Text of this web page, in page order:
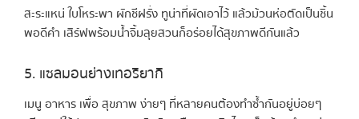
สะระแหน่ ใบโหระพา ผักชีฝรั่ง ทูน่าที่ผัดเอาไว้ แล้วม้วนห่อตัดเป็นชิ้น
พอดีคำ เสิร์ฟพร้อมน้ำจิ้มลุยสวนก็อร่อยได้สุขภาพดีกันแล้ว
5. แซลมอนย่างเทอริยากิ
เมนู อาหาร เพื่อ สุขภาพ ง่ายๆ ที่หลายคนต้องทำซ้ำกันอยู่บ่อยๆ